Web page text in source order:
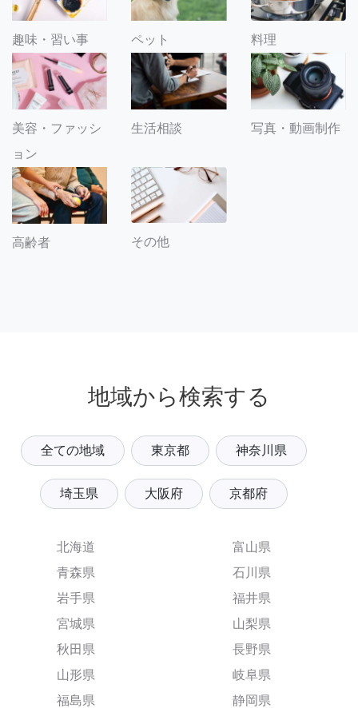
趣味・習い事 ペット 料理
美容・ファッシ
ョン
生活相談 写真・動画制作
高齢者 その他
地域から検索する
全ての地域 東京都 神奈川県
埼玉県 大阪府 京都府
北海道
青森県
岩手県
宮城県
秋田県
山形県
福島県
富山県
石川県
福井県
山梨県
長野県
岐阜県
静岡県